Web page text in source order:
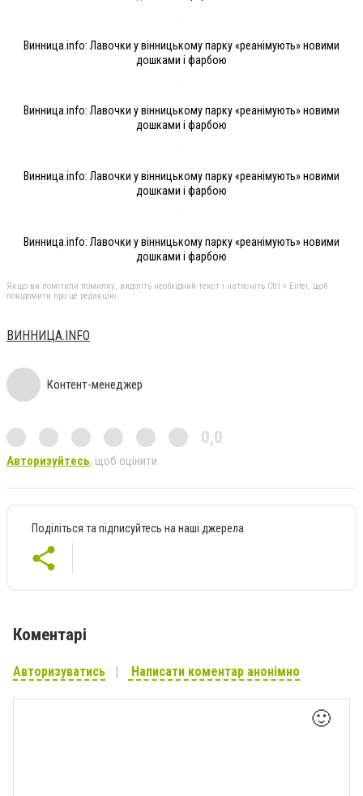
Винница.info: Лавочки у вінницькому парку «реанімують» новими
дошками і фарбою
Винница.info: Лавочки у вінницькому парку «реанімують» новими
дошками і фарбою
Винница.info: Лавочки у вінницькому парку «реанімують» новими
дошками і фарбою
Винница.info: Лавочки у вінницькому парку «реанімують» новими
дошками і фарбою
Якщо ви помітили помилку, виділіть необхідний текст і натисніть Ctrl + Enter, щоб
повідомити про це редакцію
ВИННИЦА.INFO
Контент-менеджер
0,0
Авторизуйтесь, щоб оцінити
Поділіться та підписуйтесь на наші джерела
Коментарі
Авторизуватись Написати коментар анонімно
🙂